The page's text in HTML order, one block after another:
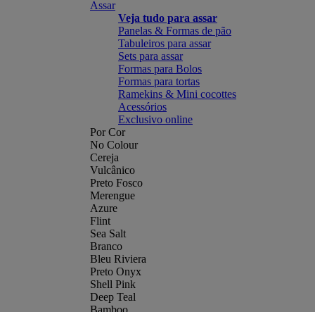
Assar
Veja tudo para assar
Panelas & Formas de pão
Tabuleiros para assar
Sets para assar
Formas para Bolos
Formas para tortas
Ramekins & Mini cocottes
Acessórios
Exclusivo online
Por Cor
No Colour
Cereja
Vulcânico
Preto Fosco
Merengue
Azure
Flint
Sea Salt
Branco
Bleu Riviera
Preto Onyx
Shell Pink
Deep Teal
Bamboo